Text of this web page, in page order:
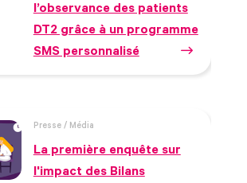
l’observance des patients
DT2 grâce à un programme
SMS personnalisé
Presse / Média
La première enquête sur
l'impact des Bilans